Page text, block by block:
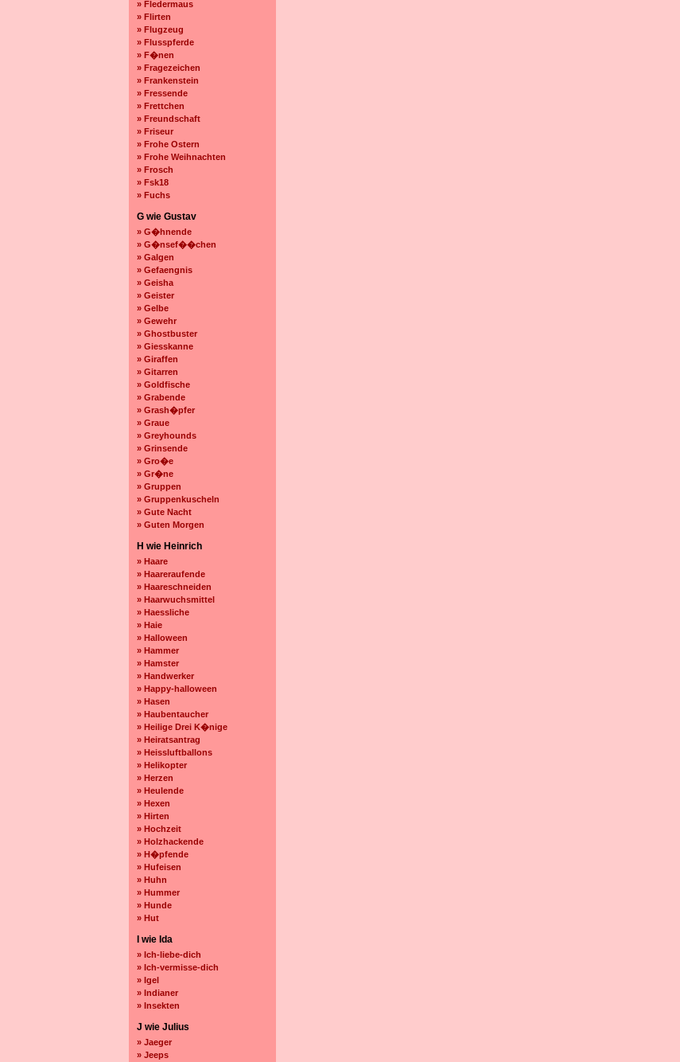
» Fledermaus
» Flirten
» Flugzeug
» Flusspferde
» F�nen
» Fragezeichen
» Frankenstein
» Fressende
» Frettchen
» Freundschaft
» Friseur
» Frohe Ostern
» Frohe Weihnachten
» Frosch
» Fsk18
» Fuchs
G wie Gustav
» G�hnende
» G�nsef��chen
» Galgen
» Gefaengnis
» Geisha
» Geister
» Gelbe
» Gewehr
» Ghostbuster
» Giesskanne
» Giraffen
» Gitarren
» Goldfische
» Grabende
» Grash�pfer
» Graue
» Greyhounds
» Grinsende
» Gro�e
» Gr�ne
» Gruppen
» Gruppenkuscheln
» Gute Nacht
» Guten Morgen
H wie Heinrich
» Haare
» Haareraufende
» Haareschneiden
» Haarwuchsmittel
» Haessliche
» Haie
» Halloween
» Hammer
» Hamster
» Handwerker
» Happy-halloween
» Hasen
» Haubentaucher
» Heilige Drei K�nige
» Heiratsantrag
» Heissluftballons
» Helikopter
» Herzen
» Heulende
» Hexen
» Hirten
» Hochzeit
» Holzhackende
» H�pfende
» Hufeisen
» Huhn
» Hummer
» Hunde
» Hut
I wie Ida
» Ich-liebe-dich
» Ich-vermisse-dich
» Igel
» Indianer
» Insekten
J wie Julius
» Jaeger
» Jeeps